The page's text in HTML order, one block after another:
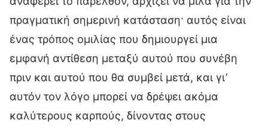
πραγματική σημερινή κατάσταση· αυτός είναι
ένας τρόπος ομιλίας που δημιουργεί μια
εμφανή αντίθεση μεταξύ αυτού που συνέβη
πριν και αυτού που θα συμβεί μετά, και γι’
αυτόν τον λόγο μπορεί να δρέψει ακόμα
καλύτερους καρπούς, δίνοντας στους